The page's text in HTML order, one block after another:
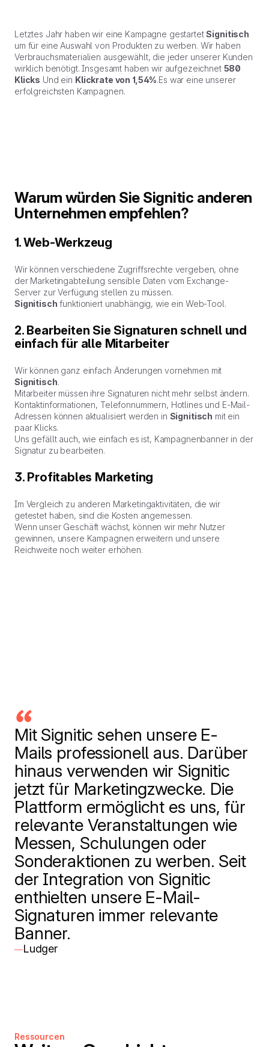
Letztes Jahr haben wir eine Kampagne gestartetSignitisch
um für eine Auswahl von Produkten zu werben. Wir haben
Verbrauchsmaterialien ausgewählt, die jeder unserer Kunden
wirklich benötigt. Insgesamt haben wir aufgezeichnet 580
Klicks Und ein Klickrate von 1,54%.Es war eine unserer
erfolgreichsten Kampagnen.
Warum würden Sie Signitic anderen
Unternehmen empfehlen?
1. Web-Werkzeug
Wir können verschiedene Zugriffsrechte vergeben, ohne
der Marketingabteilung sensible Daten vom Exchange-
Server zur Verfügung stellen zu müssen.
Signitisch funktioniert unabhängig, wie ein Web-Tool.
2. Bearbeiten Sie Signaturen schnell und
einfach für alle Mitarbeiter
Wir können ganz einfach Änderungen vornehmen mit
Signitisch.
Mitarbeiter müssen ihre Signaturen nicht mehr selbst ändern.
Kontaktinformationen, Telefonnummern, Hotlines und E-Mail-
Adressen können aktualisiert werden in Signitisch mit ein
paar Klicks.
Uns gefällt auch, wie einfach es ist, Kampagnenbanner in der
Signatur zu bearbeiten.
3. Profitables Marketing
Im Vergleich zu anderen Marketingaktivitäten, die wir
getestet haben, sind die Kosten angemessen.
Wenn unser Geschäft wächst, können wir mehr Nutzer
gewinnen, unsere Kampagnen erweitern und unsere
Reichweite noch weiter erhöhen.
Mit Signitic sehen unsere E-
Mails professionell aus. Darüber
hinaus verwenden wir Signitic
jetzt für Marketingzwecke. Die
Plattform ermöglicht es uns, für
relevante Veranstaltungen wie
Messen, Schulungen oder
Sonderaktionen zu werben. Seit
der Integration von Signitic
enthielten unsere E-Mail-
Signaturen immer relevante
Banner.
—Ludger
Ressourcen